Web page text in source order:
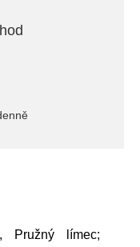
Pružný límec;